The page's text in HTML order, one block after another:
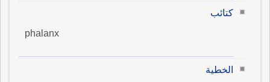
كتائب
phalanx
الخطية